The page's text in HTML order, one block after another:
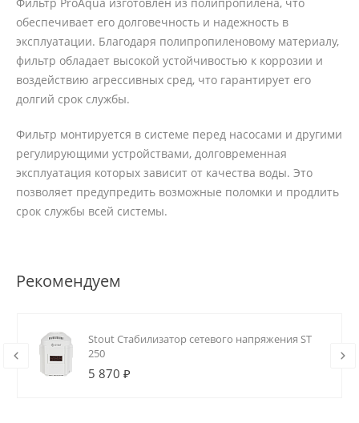
обеспечивает его долговечность и надежность в
эксплуатации. Благодаря полипропиленовому материалу,
фильтр обладает высокой устойчивостью к коррозии и
воздействию агрессивных сред, что гарантирует его
долгий срок службы.
Фильтр монтируется в системе перед насосами и другими
регулирующими устройствами, долговременная
эксплуатация которых зависит от качества воды. Это
позволяет предупредить возможные поломки и продлить
срок службы всей системы.
Рекомендуем
Stout Стабилизатор сетевого напряжения ST
250
5 870 ₽